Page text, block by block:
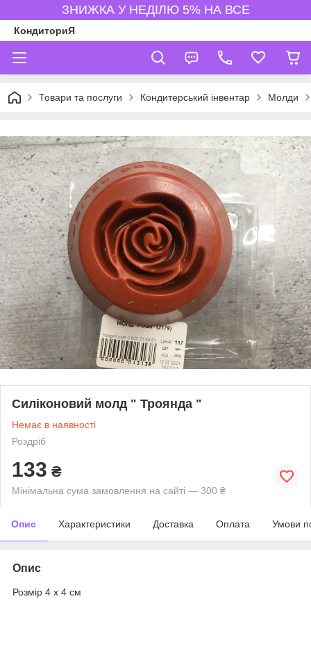
ЗНИЖКА У НЕДІЛЮ 5% НА ВСЕ
КондиториЯ
Товари та послуги Кондитерський інвентар Молди
Силіконовий молд " Троянда "
Немає в наявності
Роздріб
133 ₴
Мінімальна сума замовлення на сайті — 300 ₴
Опис Характеристики Доставка Оплата Умови
Опис
Розмір 4 х 4 см